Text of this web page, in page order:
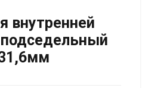
внутренней
подседельный